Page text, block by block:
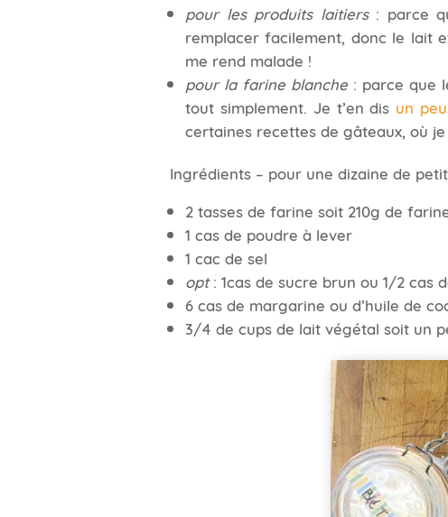
pour les produits laitiers: parce
remplacer facilement, donc le lait
me rend malade !
pour la farine blanche: parce que
tout simplement. Je t’en dis un
certaines recettes de gâteaux, où
Ingrédients – pour une dizaine de
2 tasses de farine soit 210g de
1 cas de poudre à lever
1 cac de sel
opt: 1cas de sucre brun ou 1/2 cas
6 cas de margarine ou d’huile de
3/4 de cups de lait végétal soit un